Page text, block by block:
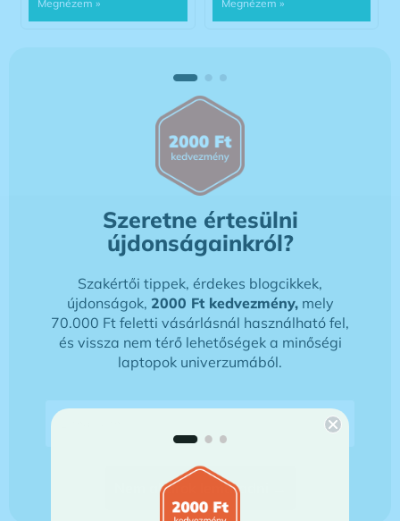
Szeretne értesülni
újdonságainkról?
Szakértői tippek, érdekes blogcikkek,
újdonságok, 2000 Ft kedvezmény,mely
70.000 Ft feletti vásárlásnál használható fel,
és vissza nem térő lehetőségek a minőségi
laptopok univerzumából.
E-mail-cím